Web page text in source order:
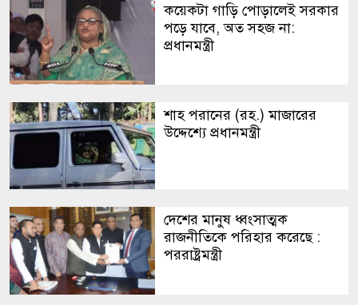
কয়েকটা গাড়ি পোড়ালেই সরকার
পড়ে যাবে, অত সহজ না:
প্রধানমন্ত্রী
শাহ পরানের (রহ.) মাজারের
উদ্দেশ্যে প্রধানমন্ত্রী
দেশের মানুষ ধ্বংসাত্মক
রাজনীতিকে পরিহার করেছে :
পররাষ্ট্রমন্ত্রী